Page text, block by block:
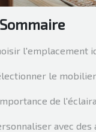
Sommaire
l'emplacement
le
de
avec des